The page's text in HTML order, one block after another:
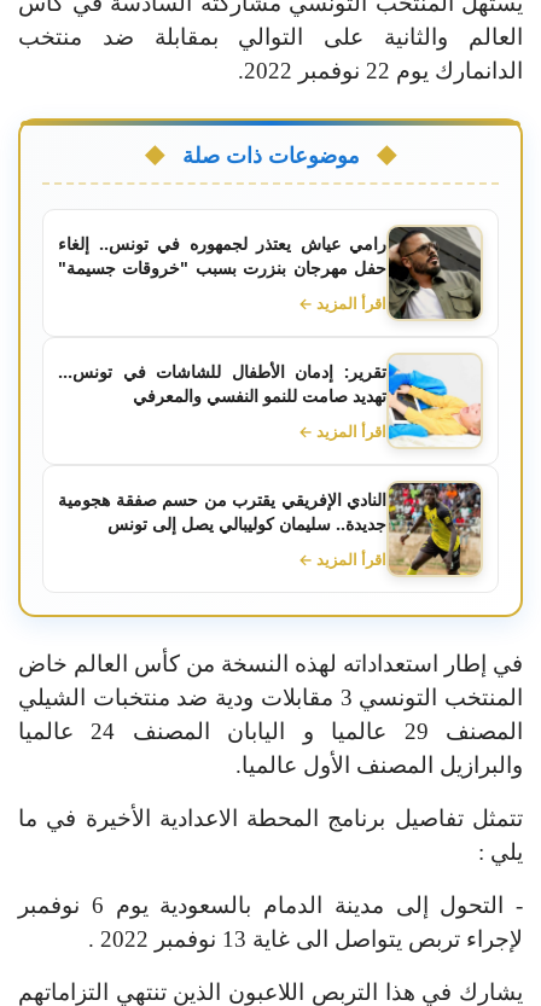
العالم والثانية على التوالي بمقابلة ضد منتخب
الدانمارك يوم 22 نوفمبر 2022.
موضوعات ذات صلة
رامي عياش يعتذر لجمهوره في تونس.. إلغاء
حفل مهرجان بنزرت بسبب "خروقات جسيمة"
من المتعهد
اقرأ المزيد ←
تقرير: إدمان الأطفال للشاشات في تونس...
تهديد صامت للنمو النفسي والمعرفي
اقرأ المزيد ←
النادي الإفريقي يقترب من حسم صفقة هجومية
جديدة.. سليمان كوليبالي يصل إلى تونس
اقرأ المزيد ←
في إطار استعداداته لهذه النسخة من كأس العالم خاض
المنتخب التونسي 3 مقابلات ودية ضد منتخبات الشيلي
المصنف 29 عالميا و اليابان المصنف 24 عالميا
والبرازيل المصنف الأول عالميا.
تتمثل تفاصيل برنامج المحطة الاعدادية الأخيرة في ما
يلي :
- التحول إلى مدينة الدمام بالسعودية يوم 6 نوفمبر
لإجراء تربص يتواصل الى غاية 13 نوفمبر 2022 .
يشارك في هذا التربص اللاعبون الذين تنتهي التزاماتهم